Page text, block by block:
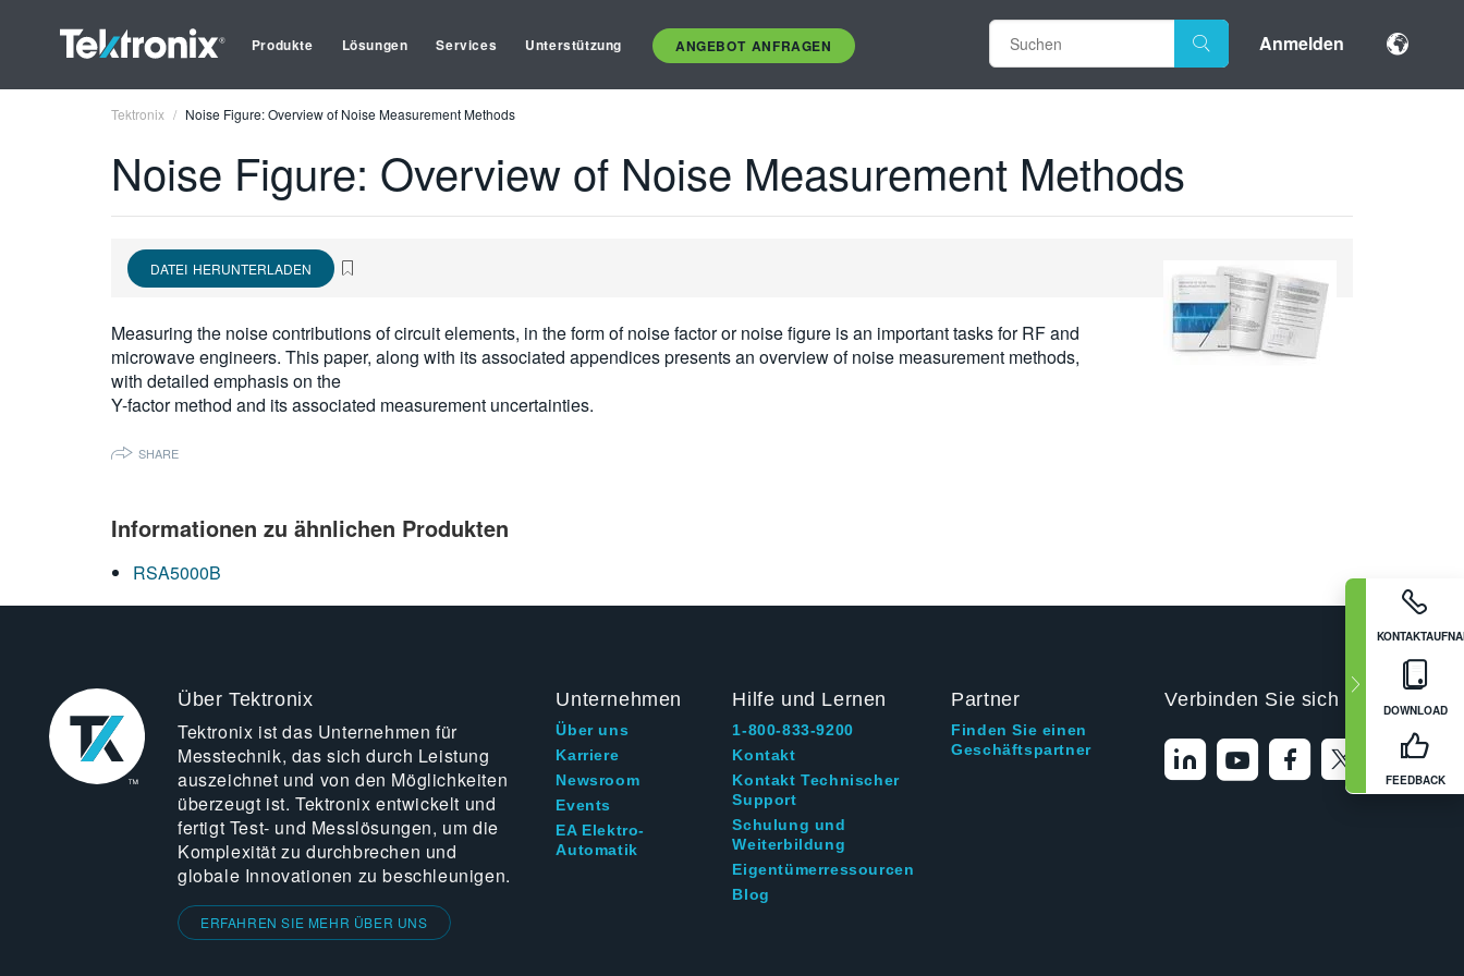
Produkte Lösungen Services Unterstützung ANGEBOT ANFRAGEN Anmelden
DOWNLOAD
FEEDBACK
Tektronix Noise Figure: Overview of Noise Measurement Methods
Noise Figure: Overview of Noise Measurement Methods
DATEI HERUNTERLADEN
Measuring the noise contributions of circuit elements, in the form of noise factor or noise figure is an important tasks for RF and
microwave engineers. This paper, along with its associated appendices presents an overview of noise measurement methods,
with detailed emphasis on the
Y-factor method and its associated measurement uncertainties.
SHARE
Informationen zu ähnlichen Produkten
RSA5000B
Über Tektronix
Tektronix ist das Unternehmen für
Messtechnik, das sich durch Leistung
auszeichnet und von den Möglichkeiten
überzeugt ist. Tektronix entwickelt und
fertigt Test- und Messlösungen, um die
Komplexität zu durchbrechen und
globale Innovationen zu beschleunigen.
ERFAHREN SIE MEHR ÜBER UNS
Unternehmen
Über uns
Karriere
Newsroom
Events
EA Elektro-
Automatik
Hilfe und Lernen
1-800-833-9200
Kontakt
Kontakt Technischer
Support
Schulung und
Weiterbildung
Eigentümerressourcen
Blog
Partner
Finden Sie einen
Geschäftspartner
Verbinden Sie sich mit uns